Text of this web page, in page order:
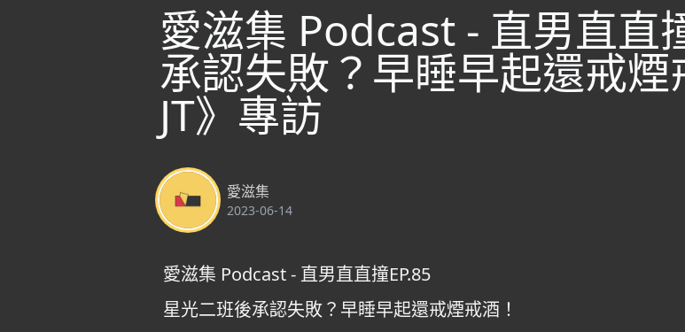
愛滋集 Podcast - 直男直直
承認失敗？早睡早起還戒
JT》專訪
愛滋集
2023-06-14
愛滋集 Podcast - 直男直直撞EP.85
星光二班後承認失敗？早睡早起還戒煙戒酒！